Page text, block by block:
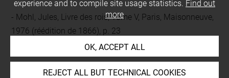
Mohl, Jules, Livre des rois, Tome V, Paris, Maisonneuve,
1976 (réédition de 1866), p. 23
experience and to compile site usage statistics. Find out
more
OK, ACCEPT ALL
REJECT ALL BUT TECHNICAL COOKIES